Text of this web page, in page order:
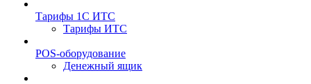
Тарифы 1С ИТС
Тарифы ИТС
POS-оборудование
Денежный ящик